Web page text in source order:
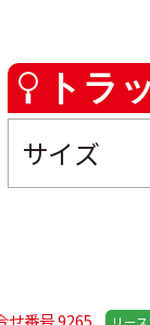
トラ
せ番号 9265